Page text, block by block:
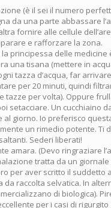
(è il sei il numero
da una parte abbassare
fornire alle cellule
e rafforzare la zona.
principessa delle medicine
una tisana (mettere in
tazza d’acqua, far
per 20 minuti, quindi
tazze per volta). Oppure
setacciare. Un cucchiaino
al giorno. Io preferisco
un rimedio potente. Ti
Sederi liberati!
amara. (Devo ringraziare
tratta da un giornale
per aver scritto il suddetto
da raccolta selvatica. In
di biologica).
per i casi di